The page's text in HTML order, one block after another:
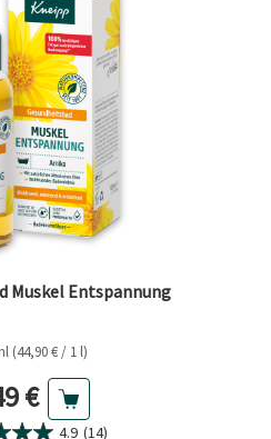
Muskel Entspannung
(44,90 € / 1 l)
Preis
€
4.9 (14)